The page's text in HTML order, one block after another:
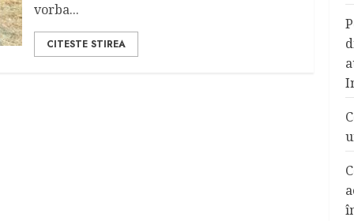
vorba...
CITESTE STIREA